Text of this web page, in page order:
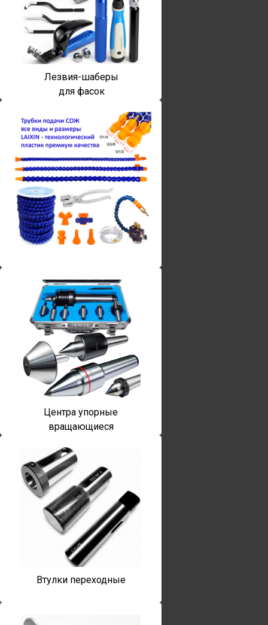
Лезвия-шаберы
для фасок
Винты torx
Центра упорные
вращающиеся
Втулки переходные